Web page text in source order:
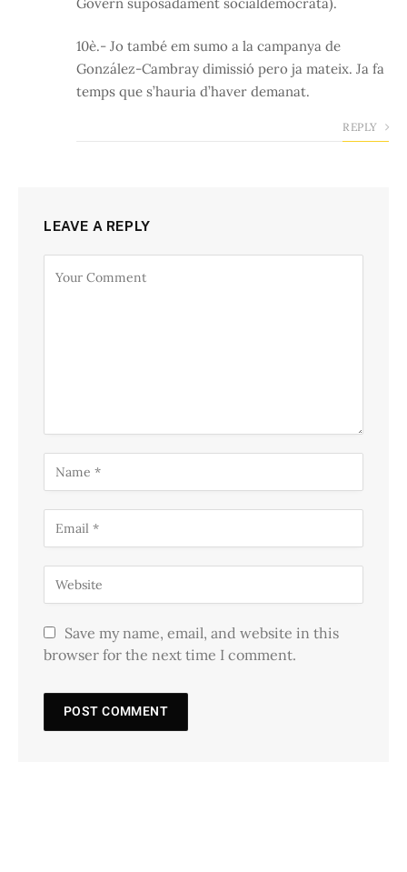
10è.- Jo també em sumo a la campanya de
González-Cambray dimissió pero ja mateix. Ja fa
temps que s’hauria d’haver demanat.
REPLY
LEAVE A REPLY
Save my name, email, and website in this
browser for the next time I comment.